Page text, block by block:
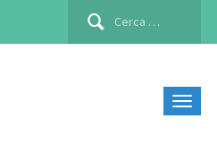
Ricerca